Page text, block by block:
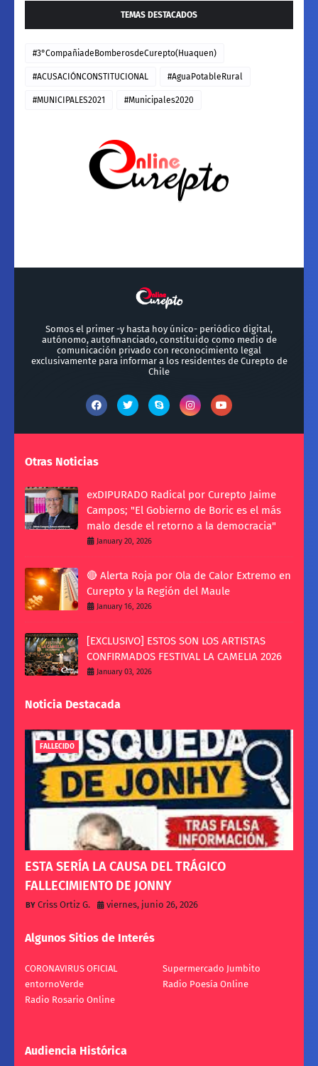
TEMAS DESTACADOS
#3°CompañiadeBomberosdeCurepto(Huaquen)
#ACUSACIÓNCONSTITUCIONAL #AguaPotableRural
#MUNICIPALES2021 #Municipales2020
Somos el primer -y hasta hoy único- periódico digital,
autónomo, autofinanciado, constituido como medio de
comunicación privado con reconocimiento legal
exclusivamente para informar a los residentes de Curepto de
Chile
Otras Noticias
exDIPURADO Radical por Curepto Jaime
Campos; "El Gobierno de Boric es el más
malo desde el retorno a la democracia"
January 20, 2026
🔴 Alerta Roja por Ola de Calor Extremo en
Curepto y la Región del Maule
January 16, 2026
[EXCLUSIVO] ESTOS SON LOS ARTISTAS
CONFIRMADOS FESTIVAL LA CAMELIA 2026
January 03, 2026
Noticia Destacada
FALLECIDO
ESTA SERÍA LA CAUSA DEL TRÁGICO
FALLECIMIENTO DE JONNY
Criss Ortiz G. viernes, junio 26, 2026
Algunos Sitios de Interés
CORONAVIRUS OFICIAL
Supermercado Jumbito
entornoVerde
Radio Poesía Online
Radio Rosario Online
Audiencia Histórica